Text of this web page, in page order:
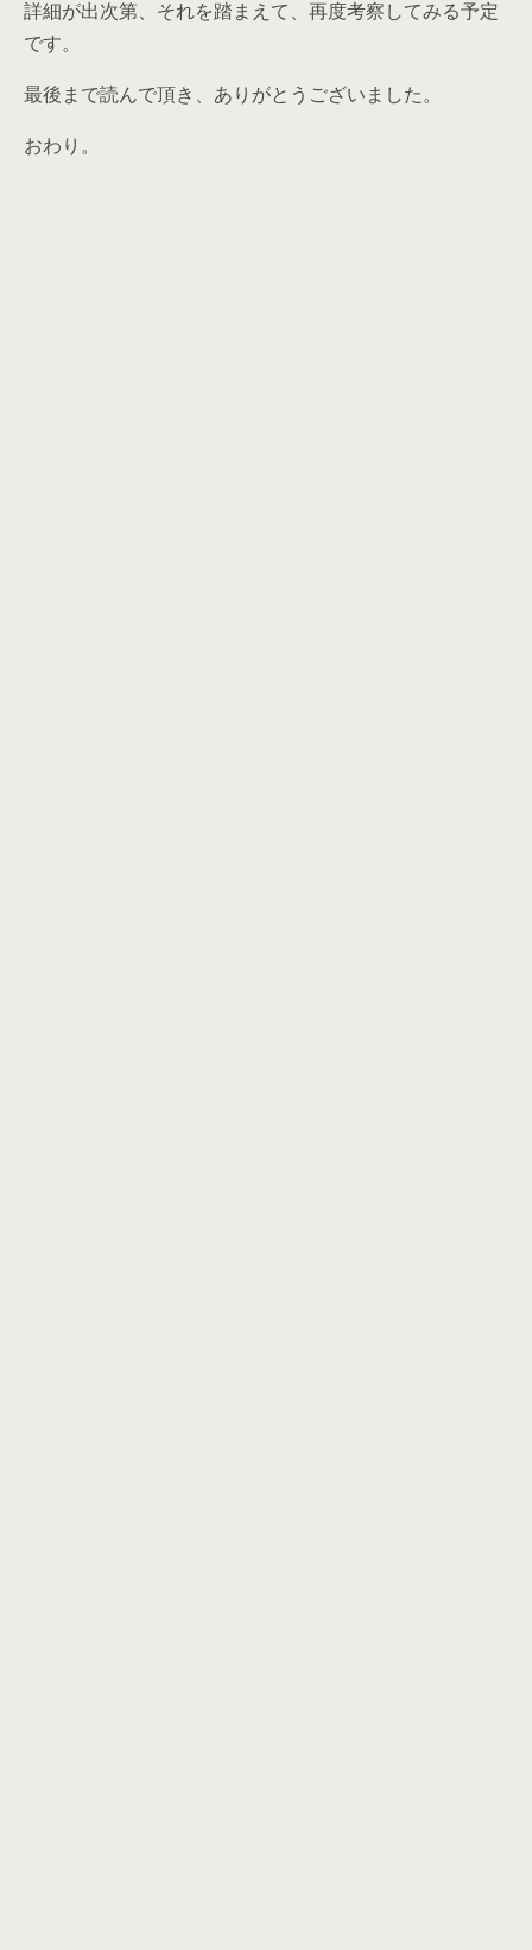
詳細が出次第、それを踏まえて、再度考察してみる予定
です。
最後まで読んで頂き、ありがとうございました。
おわり。